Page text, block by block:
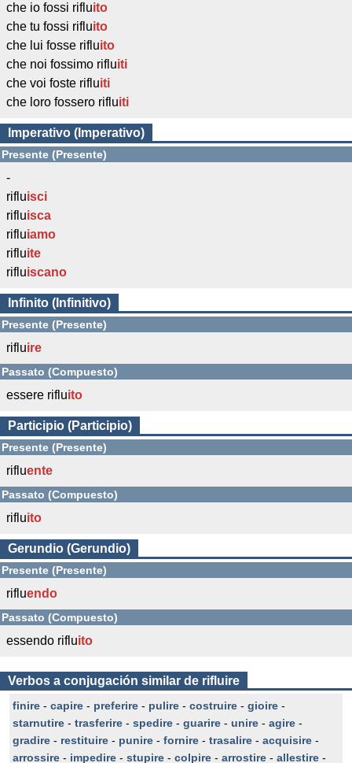
che io fossi rifluito
che tu fossi rifluito
che lui fosse rifluito
che noi fossimo rifluiti
che voi foste rifluiti
che loro fossero rifluiti
Imperativo (Imperativo)
Presente (Presente)
-
rifluisci
rifluisca
rifluiamo
rifluite
rifluiscano
Infinito (Infinitivo)
Presente (Presente)
rifluire
Passato (Compuesto)
essere rifluito
Participio (Participio)
Presente (Presente)
rifluente
Passato (Compuesto)
rifluito
Gerundio (Gerundio)
Presente (Presente)
rifluendo
Passato (Compuesto)
essendo rifluito
Verbos a conjugación similar de rifluire
finire - capire - preferire - pulire - costruire - gioire -
starnutire - trasferire - spedire - guarire - unire - agire -
gradire - restituire - punire - fornire - trasalire - acquisire -
arrossire - impedire - stupire - colpire - arrostire - allestire -